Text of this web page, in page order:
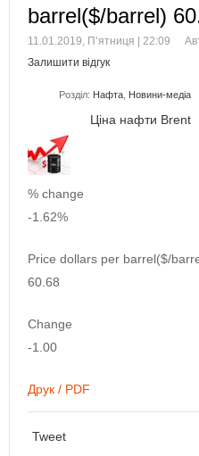
barrel($/barrel)
11.01.2019, П’ятниця | 22:09
Залишити відгук
Розділ: Нафта Новини-медіа
Ціна нафти Brent
% change
-1.62%
Price dollars per barrel($/
60.68
Change
-1.00
Друк / PDF
Tweet